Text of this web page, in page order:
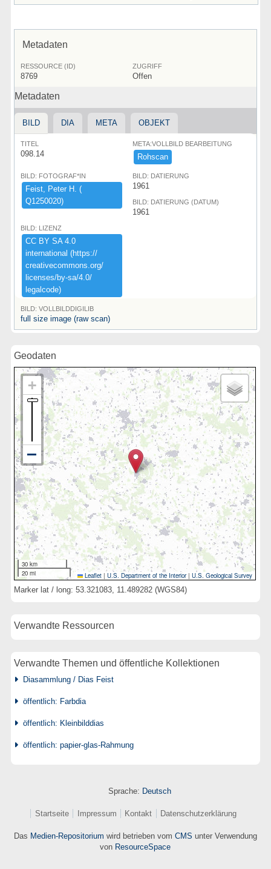
Metadaten
RESSOURCE (ID)
8769
ZUGRIFF
Offen
Metadaten
BILD DIA META OBJEKT
TITEL
098.14
META:VOLLBILD BEARBEITUNG
Rohscan
BILD: FOTOGRAF*IN
Feist,​ ​Peter ​H.​ ​(​
Q1250020)​
BILD: DATIERUNG
1961
BILD: DATIERUNG (DATUM)
1961
BILD: LIZENZ
CC ​BY ​SA ​4.​0 ​
international ​(​https:​/​/​
creativecommons.​org/​
licenses/​by-​sa/​4.​0/​
legalcode)​
BILD: VOLLBILDDIGILIB
full size image (raw scan)
Geodaten
30 km
20 mi
Leaflet | U.S. Department of the Interior|U.S. Geological Survey
Marker lat / long: 53.321083, 11.489282 (WGS84)
Verwandte Ressourcen
Verwandte Themen und öffentliche Kollektionen
Diasammlung / Dias Feist
öffentlich: Farbdia
öffentlich: Kleinbilddias
öffentlich: papier-glas-Rahmung
Sprache: Deutsch
Startseite Impressum Kontakt Datenschutzerklärung
Das Medien-Repositorium wird betrieben vom CMS unter Verwendung
von ResourceSpace